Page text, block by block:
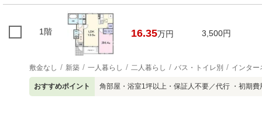
1階 16.35万円 3,500円
敷金なし 新築 一人暮らし 二人暮らし バス・トイレ別 インター
おすすめポイント 角部屋・浴室1坪以上・保証人不要／代行 ・初期